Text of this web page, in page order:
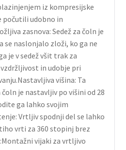
iz kompresijske
počutili udobno in
zasnova: Sedež za čoln je
se naslonjalo zloži, ko ga ne
je v sedež všit trak za
in udobje pri
višina: Ta
čoln je nastavljiv po višini od 28
ga lahko svojim
Vrtljiv spodnji del se lahko
vrti za 360 stopinj brez
vijaki za vrtljivo